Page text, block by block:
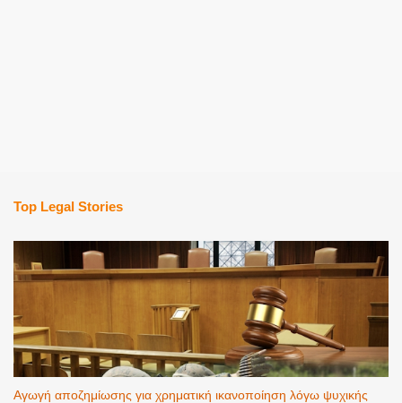
Top Legal Stories
Αγωγή αποζημίωσης για χρηματική ικανοποίηση λόγω ψυχικής